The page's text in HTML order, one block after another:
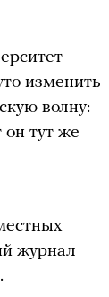
изменить
волну:
он тут же
журнал